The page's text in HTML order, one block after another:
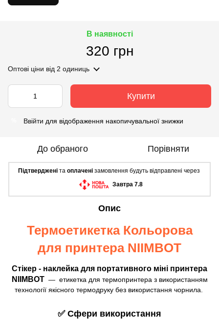
В наявності
320 грн
Оптові ціни від 2 одиниць
Купити
Ввійти для відображення накопичувальної знижки
До обраного Порівняти
Підтверджені та оплаченізамовлення будуть відправлені через
Завтра 7.8
Опис
Термоетикетка Кольорова
для принтера NIIMBOT
Стікер - наклейка для портативного міні принтера
NIIMBOT — етикетка для термопринтера з використанням
технології якісного термодруку без використання чорнила.
✅ Cфери використання